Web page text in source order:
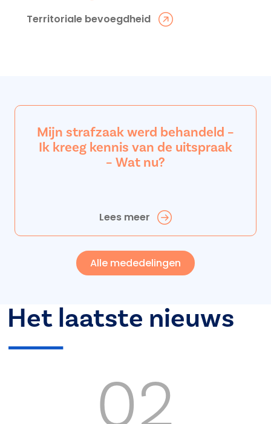
Territoriale bevoegdheid
Mijn strafzaak werd behandeld –
Ik kreeg kennis van de uitspraak
– Wat nu?
Lees meer
Alle mededelingen
Het laatste nieuws
02